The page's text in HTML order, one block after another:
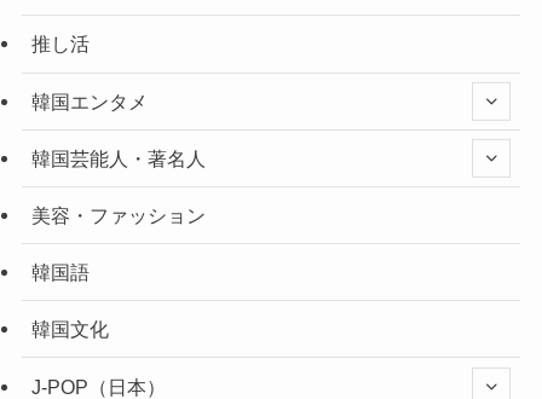
推し活
韓国エンタメ
韓国芸能人・著名人
美容・ファッション
韓国語
韓国文化
J-POP（日本）